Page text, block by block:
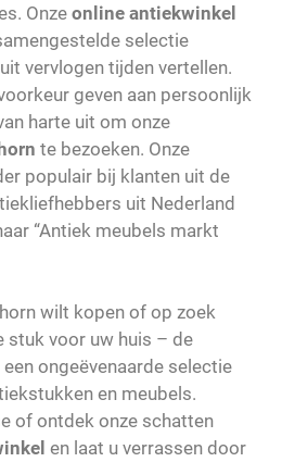
Onze online antiekwinkel
selectie
vervlogen tijden vertellen.
geven aan persoonlijk
harte uit om onze
te bezoeken. Onze
populair bij klanten uit de
uit Nederland
“Antiek meubels markt
wilt kopen of op zoek
stuk voor uw huis – de
ongeëvenaarde selectie
en meubels.
of ontdek onze schatten
en laat u verrassen door